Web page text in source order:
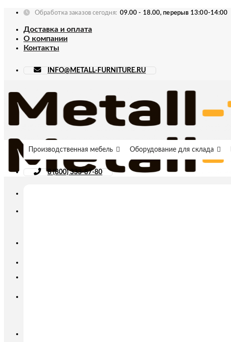
Skip
content
Обработка заказов сегодня: 09.00 - 18.00, перерыв 13:00-14:00
Доставка и оплата
О компании
Контакты
INFO@METALL-FURNITURE.RU
Производственная мебель Оборудование для склада
8 (800) 333-87-80